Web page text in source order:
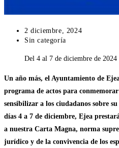
Publicación
de
entrada:
2 diciembre, 2024
Categoría
la
Sin categoría
Del 4 al 7 de diciembre de 2024
Un año más, el Ayuntamiento de
programa de actos para
sensibilizar a los ciudadanos sobre
días 4 a 7 de diciembre, Ejea
a nuestra Carta Magna, norma
jurídico y de la convivencia de los